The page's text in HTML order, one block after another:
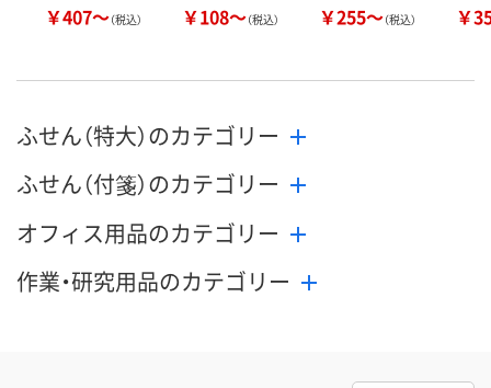
￥407～（税込） ￥108～（税込） ￥255～（税込） ￥
ふせん（特大）のカテゴリー
ふせん（付箋）のカテゴリー
オフィス用品のカテゴリー
作業・研究用品のカテゴリー